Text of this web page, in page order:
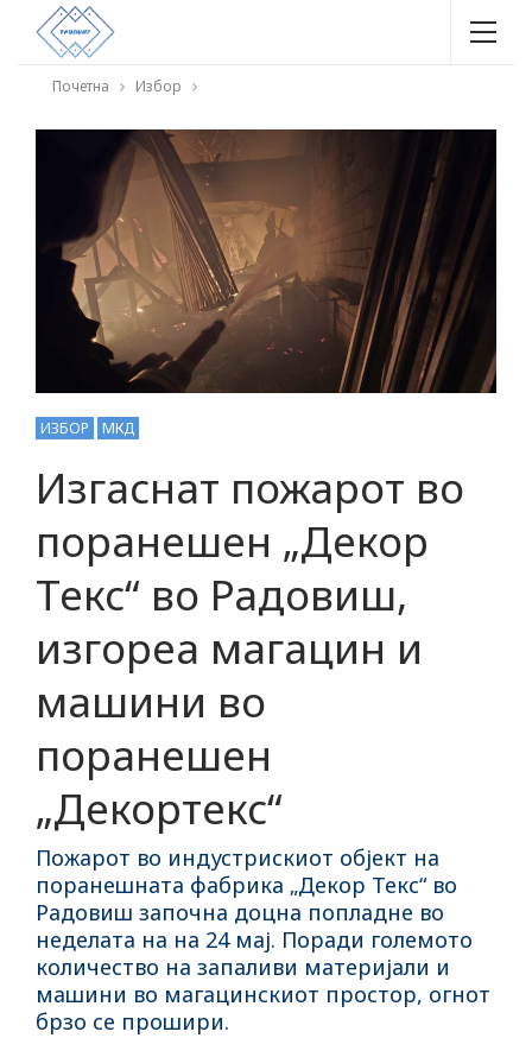
Почетна Избор
ИЗБОР МКД
Изгаснат пожарот во
поранешен „Декор
Текс“ во Радовиш,
изгореа магацин и
машини во
поранешен
„Декортекс“
Пожарот во индустрискиот објект на
поранешната фабрика „Декор Текс“ во
Радовиш започна доцна попладне во
неделата на на 24 мај. Поради големото
количество на запаливи материјали и
машини во магацинскиот простор, огнот
брзо се прошири.